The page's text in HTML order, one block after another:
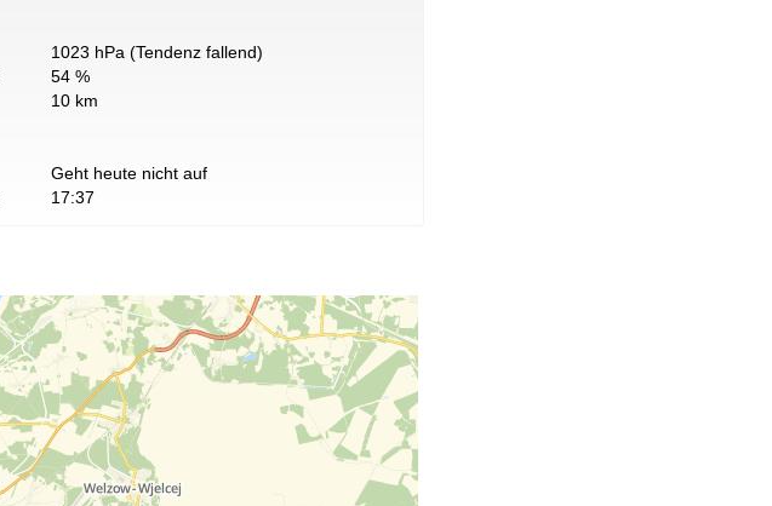
1023 hPa (Tendenz fallend)
54 %
10 km
Geht heute nicht auf
17:37